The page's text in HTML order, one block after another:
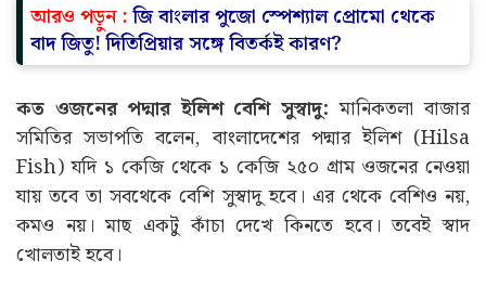
আরও পড়ুন :জি বাংলার পুজো স্পেশ্যাল প্রোমো থেকে
বাদ জিতু! দিতিপ্রিয়ার সঙ্গে বিতর্কই কারণ?
কত ওজনের পদ্মার ইলিশ বেশি সুস্বাদু: মানিকতলা বাজার
সমিতির সভাপতি বলেন, বাংলাদেশের পদ্মার ইলিশ (Hilsa
Fish) যদি ১ কেজি থেকে ১ কেজি ২৫০ গ্রাম ওজনের নেওয়া
যায় তবে তা সবথেকে বেশি সুস্বাদু হবে। এর থেকে বেশিও নয়,
কমও নয়। মাছ একটু কাঁচা দেখে কিনতে হবে। তবেই স্বাদ
খোলতাই হবে।